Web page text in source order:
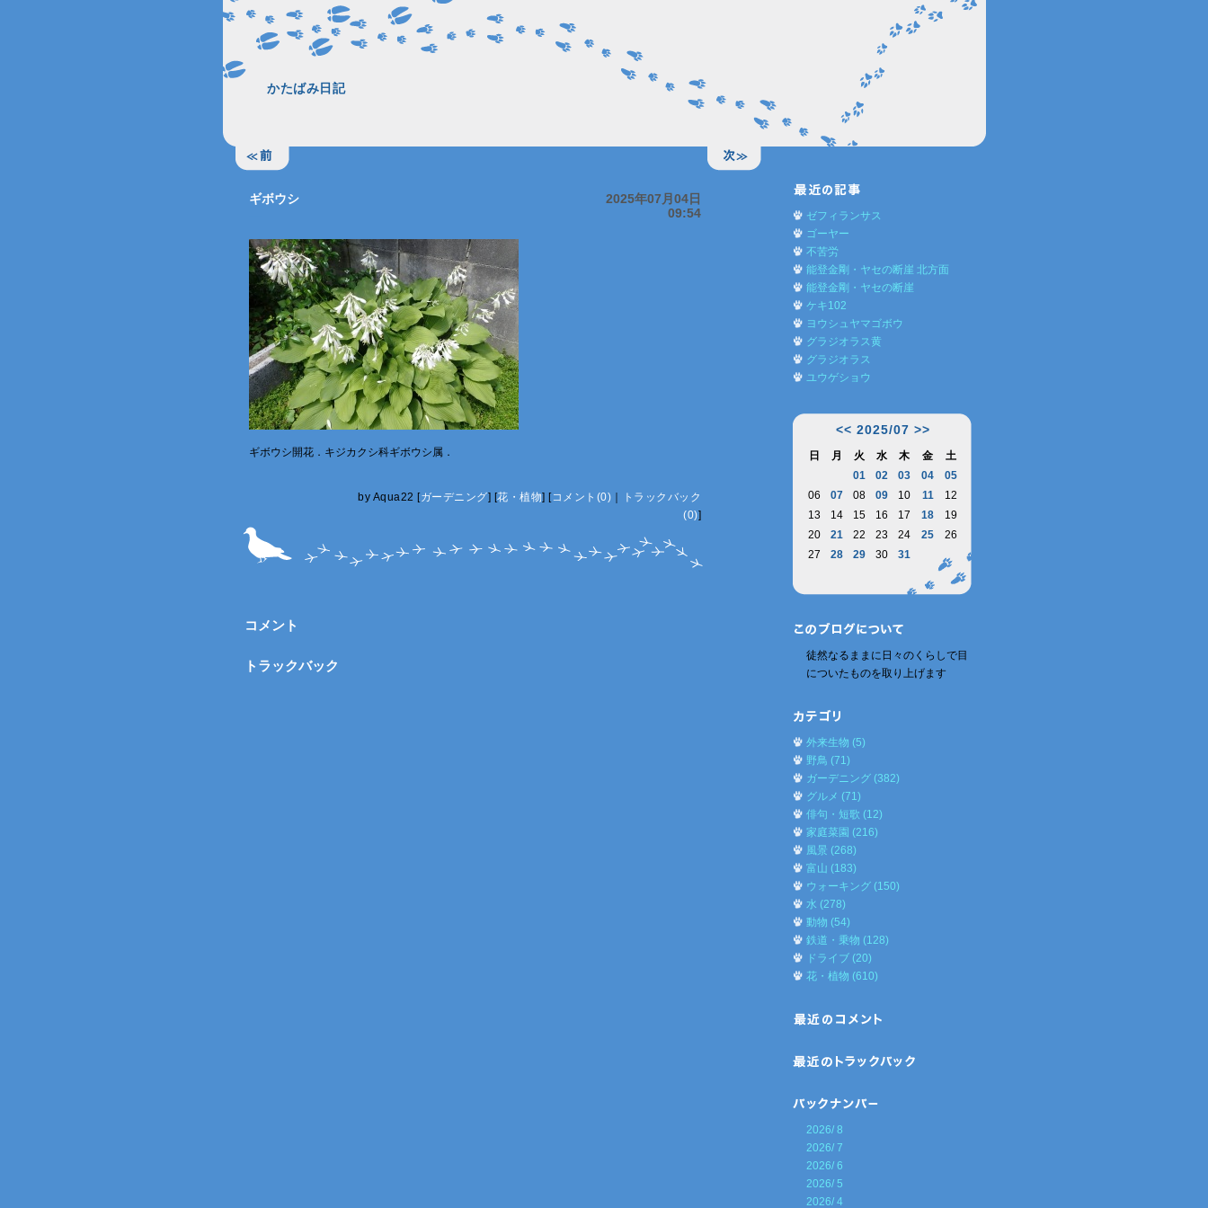
かたばみ日記
ギボウシ
2025年07月04日
09:54
ギボウシ開花．キジカクシ科ギボウシ属．
by Aqua22 [ガーデニング] [花・植物] [コメント(0)
トラックバック
(0)]
コメント
トラックバック
ゼフィランサス
ゴーヤー
不苦労
能登金剛・ヤセの断崖 北方面
能登金剛・ヤセの断崖
ケキ102
ヨウシュヤマゴボウ
グラジオラス黄
グラジオラス
ユウゲショウ
<< 2025/07 >>
日 月 火 水 木 金
土
01
02 03 04
05
06
07 08 09 10 11
12
13
14 15 16 17 18
19
20
21 22 23 24 25
26
27
28 29 30 31
徒然なるままに日々のくらしで目
についたものを取り上げます
外来生物 (5)
野鳥 (71)
ガーデニング (382)
グルメ (71)
俳句・短歌 (12)
家庭菜園 (216)
風景 (268)
富山 (183)
ウォーキング (150)
水 (278)
動物 (54)
鉄道・乗物 (128)
ドライブ (20)
花・植物 (610)
2026/ 8
2026/ 7
2026/ 6
2026/ 5
2026/ 4